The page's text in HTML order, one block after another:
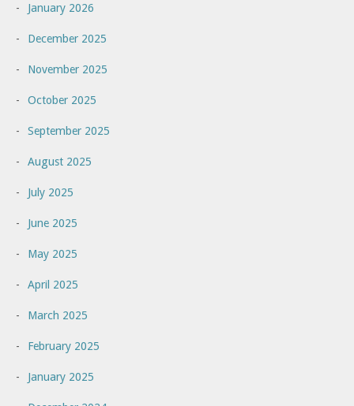
January 2026
December 2025
November 2025
October 2025
September 2025
August 2025
July 2025
June 2025
May 2025
April 2025
March 2025
February 2025
January 2025